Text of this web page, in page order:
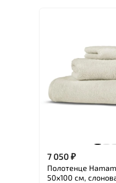
7 050₽
Полотенце
50x100 см,